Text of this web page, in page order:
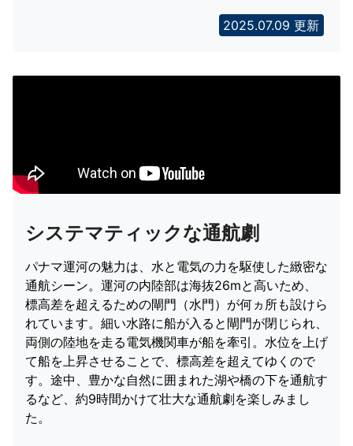
2025.07.09 更新
システマティックな通航劇
パナマ運河の魅力は、水と電気の力を駆使した緻密な
通航シーン。運河の内陸部は海抜26mと高いため、
標高差を超えるための閘門（水門）が何ヵ所も設けら
れています。細い水路に船が入ると閘門が閉じられ、
両側の陸地を走る電気機関車が船を牽引。水位を上げ
て船を上昇させることで、標高差を超えてゆくので
す。途中、豊かな自然に囲まれた湖や橋の下を通航す
るなど、約9時間かけて壮大な通航劇を楽しみまし
た。